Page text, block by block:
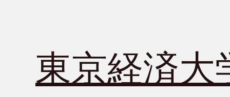
東京経済大